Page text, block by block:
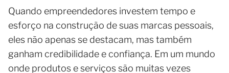
Quando empreendedores investem tempo e
esforço na construção de suas marcas pessoais,
eles não apenas se destacam, mas também
ganham credibilidade e confiança. Em um mundo
onde produtos e serviços são muitas vezes